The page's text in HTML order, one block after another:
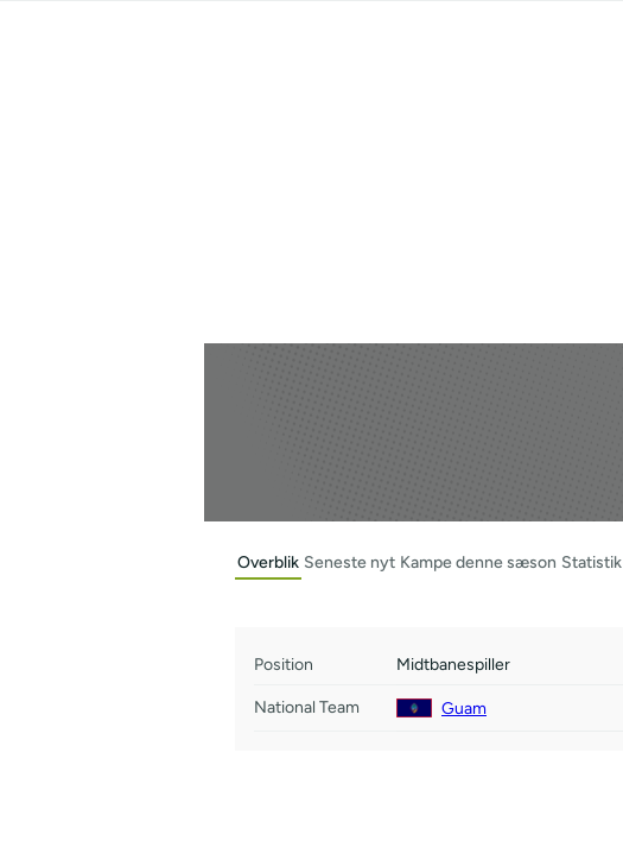
Overblik Seneste nyt Kampe denne sæson Statistik
Position Midtbanespiller
National Team Guam